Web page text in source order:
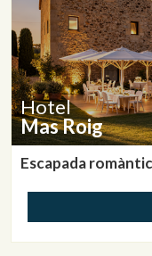
Hotel
Mas Roig
Escapada